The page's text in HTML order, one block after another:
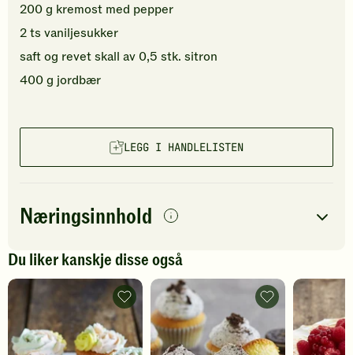
200g kremost med pepper
2ts vaniljesukker
saft og revet skall av 0,5 stk. sitron
400g jordbær
LEGG I HANDLELISTEN
Næringsinnhold
per porsjon
Navn på
næringsstoffetantall
Energi 7820kcal
Fett
483g
Protein
92g
Du liker kanskje disse også
Cupcakes
med
mascarponekrem
-
legg
Cupcakes
med
oreokrem
-
legg